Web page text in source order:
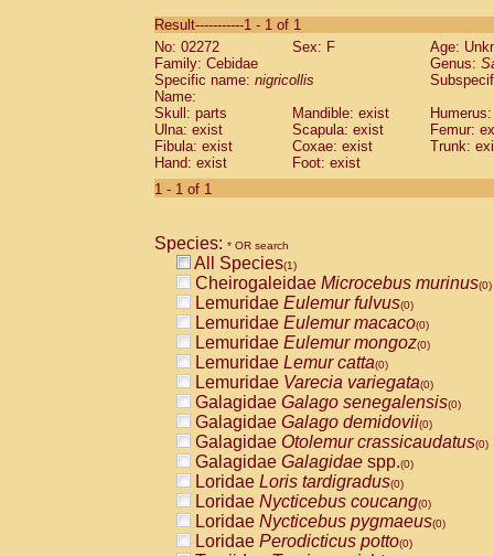
CebidaeSaguinus labiatus(0)
Cebidae Saguinus leucopus (0)
Cebidae
CebidaeSaguinus mystax
Cebidae Saguinus nigricollis (1)
Cebidae Saguinus oedipus
Cebidae Saguinus weddelli
Cebidae Saguinusspp.
Cebidae
CebidaeCebus capucinus
CebidaeCebus nigrivittatus
CebidaeCebus spp.(0)
CebidaeSaimiri boliviensis(0)
CebidaeSaimiri sciureus(0)
AtelidaeAlouatta caraya(0)
AtelidaeAlouatta fusca(0)
AtelidaeAlouatta seniculus(0)
AtelidaeAlouattaspp.(0)
AtelidaeAteles belzebuth(0)
AtelidaeAteles geoffroyi(0)
AtelidaeAteles paniscus(0)
AtelidaeAtelesspp.(0)
AtelidaeLagothrix lagothricha(0)
AtelidaeLagothrix lagothricha cana
PitheciidaeCacajao calvus
Result-----------1 - 1 of 1
No: 02272
Sex: F
Age:
Family: Cebidae
Genus:
Specific name: nigricollis
Name:
Skull: parts
Mandible: exist
Ulna: exist
Scapula: exist
Femur:
Fibula: exist
Coxae: exist
Trunk:
Hand: exist
Foot: exist
1 - 1 of 1
Species: * OR search
All Species(1)
Cheirogaleidae Microcebus murinus(0)
Lemuridae Eulemur fulvus(0)
Lemuridae Eulemur macaco(0)
Lemuridae Eulemur mongoz(0)
Lemuridae Lemur catta(0)
Lemuridae Varecia variegata(0)
Galagidae Galago senegalensis(0)
Galagidae Galago demidovii(0)
Galagidae Otolemur crassicaudatus(0)
Galagidae Galagidae spp.(0)
Loridae Loris tardigradus(0)
Loridae Nycticebus coucang(0)
Loridae Nycticebus pygmaeus(0)
Loridae Perodicticus potto(0)